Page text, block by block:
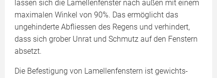
lassen sich die Lamellenfenster nach außen mit einem
maximalen Winkel von 90%. Das ermöglicht das
ungehinderte Abfliessen des Regens und verhindert,
dass sich grober Unrat und Schmutz auf den Fenstern
absetzt.
Die Befestigung von Lamellenfenstern ist gewichts-